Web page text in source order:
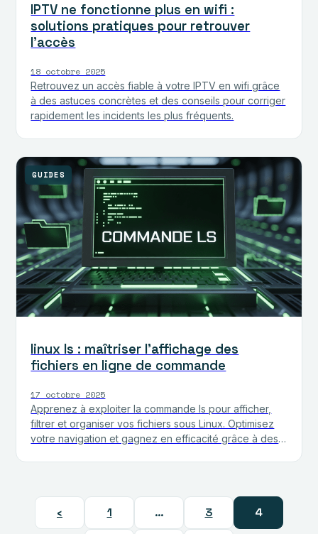
IPTV ne fonctionne plus en wifi :
solutions pratiques pour retrouver
l’accès
18 octobre 2025
Retrouvez un accès fiable à votre IPTV en wifi grâce
à des astuces concrètes et des conseils pour corriger
rapidement les incidents les plus fréquents.
GUIDES
linux ls : maîtriser l’affichage des
fichiers en ligne de commande
17 octobre 2025
Apprenez à exploiter la commande ls pour afficher,
filtrer et organiser vos fichiers sous Linux. Optimisez
votre navigation et gagnez en efficacité grâce à des
‹ 1 … 3 4